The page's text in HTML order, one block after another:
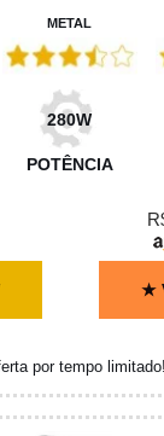
METAL
280W
POTÊNCIA
★
por tempo limitado!